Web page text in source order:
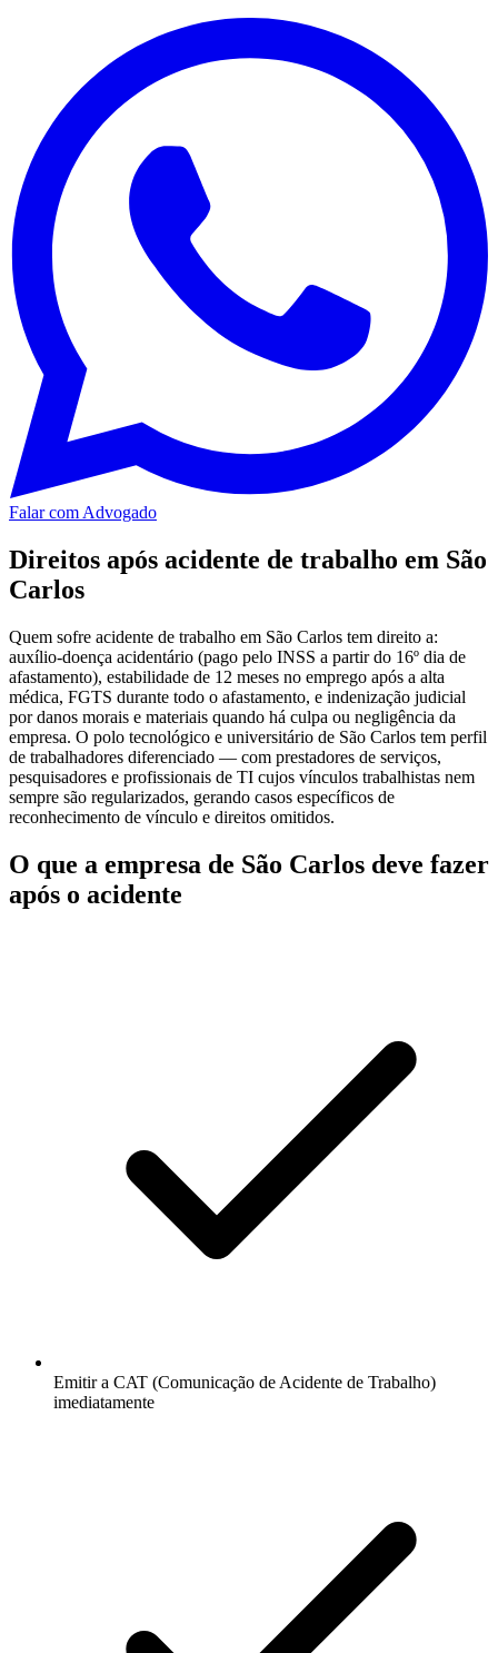
Falar com Advogado
Direitos após acidente de trabalho em São
Carlos
Quem sofre acidente de trabalho em São Carlos tem direito a:
auxílio-doença acidentário (pago pelo INSS a partir do 16º dia de
afastamento), estabilidade de 12 meses no emprego após a alta
médica, FGTS durante todo o afastamento, e indenização judicial
por danos morais e materiais quando há culpa ou negligência da
empresa. O polo tecnológico e universitário de São Carlos tem perfil
de trabalhadores diferenciado — com prestadores de serviços,
pesquisadores e profissionais de TI cujos vínculos trabalhistas nem
sempre são regularizados, gerando casos específicos de
reconhecimento de vínculo e direitos omitidos.
O que a empresa de São Carlos deve fazer
após o acidente
Emitir a CAT (Comunicação de Acidente de Trabalho)
imediatamente